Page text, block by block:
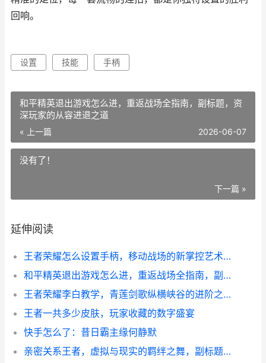
回响。
设置 技能 手柄
和平精英退出游戏怎么进，重返战场全指南，副标题，资
深玩家的从容进退之道
« 上一篇 2026-06-07
没有了！
下一篇 »
延伸阅读
王者荣耀怎么设置手柄，移动战场的新掌控艺术，副标题，从键位映射到实战进阶的完整指南
和平精英退出游戏怎么进，重返战场全指南，副标题，资深玩家的从容进退之道
王者荣耀李白教学，青莲剑歌纵横峡谷的进阶之道副标题，从入门到精通的全方位指南
王者一共多少皮肤，玩家收藏的数字盛宴
快手怎么了：昔日霸主缘何静默
亲密关系王者，虚拟与现实的羁绊之舞，副标题，游戏世界中的情感联结艺术